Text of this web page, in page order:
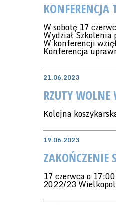
KONFERENCJA
W sobotę 17
Wydział
W konferencji
Konferencja
21.06.2023
RZUTY WOLNE
Kolejna
19.06.2023
17 czerwca o
2022/23